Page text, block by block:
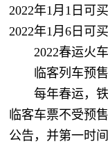
2022年1月1日可
2022年1月6日可
2022春运火
临客列车预售
每年春运，
临客车票不受预
公告，并第一时